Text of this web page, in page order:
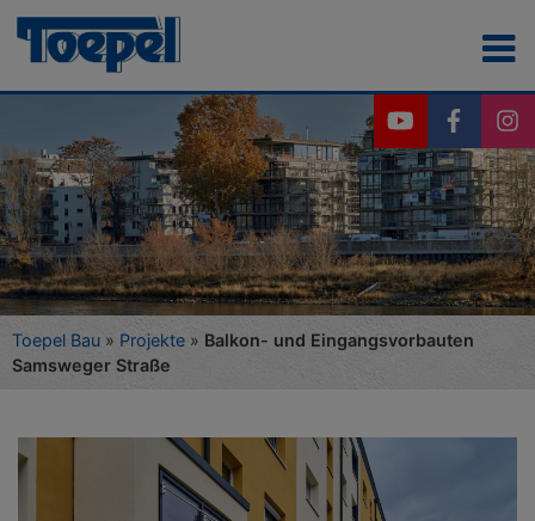
Toepel Bau » Projekte » Balkon- und Eingangsvorbauten
Samsweger Straße